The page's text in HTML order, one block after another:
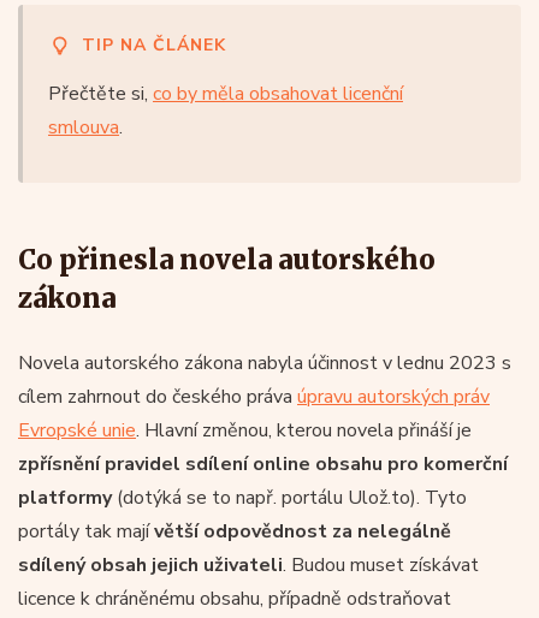
TIP NA ČLÁNEK
Přečtěte si, co by měla obsahovat licenční
smlouva.
Co přinesla novela autorského
zákona
Novela autorského zákona nabyla účinnost v lednu 2023 s
cílem zahrnout do českého práva úpravu autorských práv
Evropské unie. Hlavní změnou, kterou novela přináší je
zpřísnění pravidel sdílení online obsahu pro komerční
platformy(dotýká se to např. portálu Ulož.to). Tyto
portály tak majívětší odpovědnost za nelegálně
sdílený obsah jejich uživateli. Budou muset získávat
licence k chráněnému obsahu, případně odstraňovat